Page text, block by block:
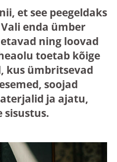
et see peegeldaks
enda ümber
ning loovad
toetab kõige
kus ümbritsevad
soojad
ja ajatu,
sisustus.